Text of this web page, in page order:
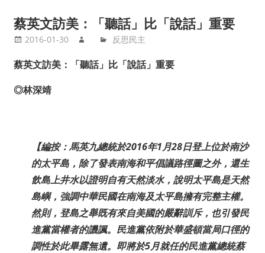
蔡英文訪美：「聽話」比「說話」重要
2016-01-30 反思民主
蔡英文訪美：「聽話」比「說話」重要
◎林深靖
【編按：馬英九總統於2016年1月28日登上位於南沙
的太平島，除了發表南海和平倡議路徑圖之外，還生
飲島上井水以證明自有天然淡水，說明太平島是天然
島嶼，強調中華民國在南海及太平島擁有完整主權。
然則，登島之舉既有來自美國的嚴辭訓斥，也引發民
進黨當權者的譏諷。民進黨依附於華盛頓當局口徑的
調性於此畢露無遺。即將於5月就任的民進黨總統蔡